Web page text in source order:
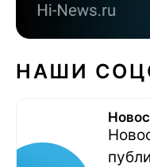
НАШИ